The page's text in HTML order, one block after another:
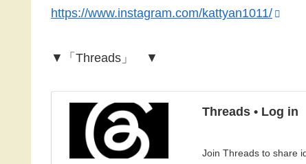
https://www.instagram.com/kattyan1011/
▼「Threads」 ▼
Threads • Log in
Join Threads to share